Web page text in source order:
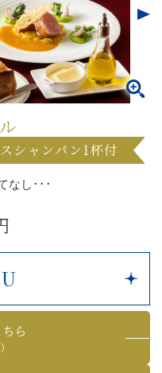
イヤル
シャンパン1杯付
なし･･･
ら